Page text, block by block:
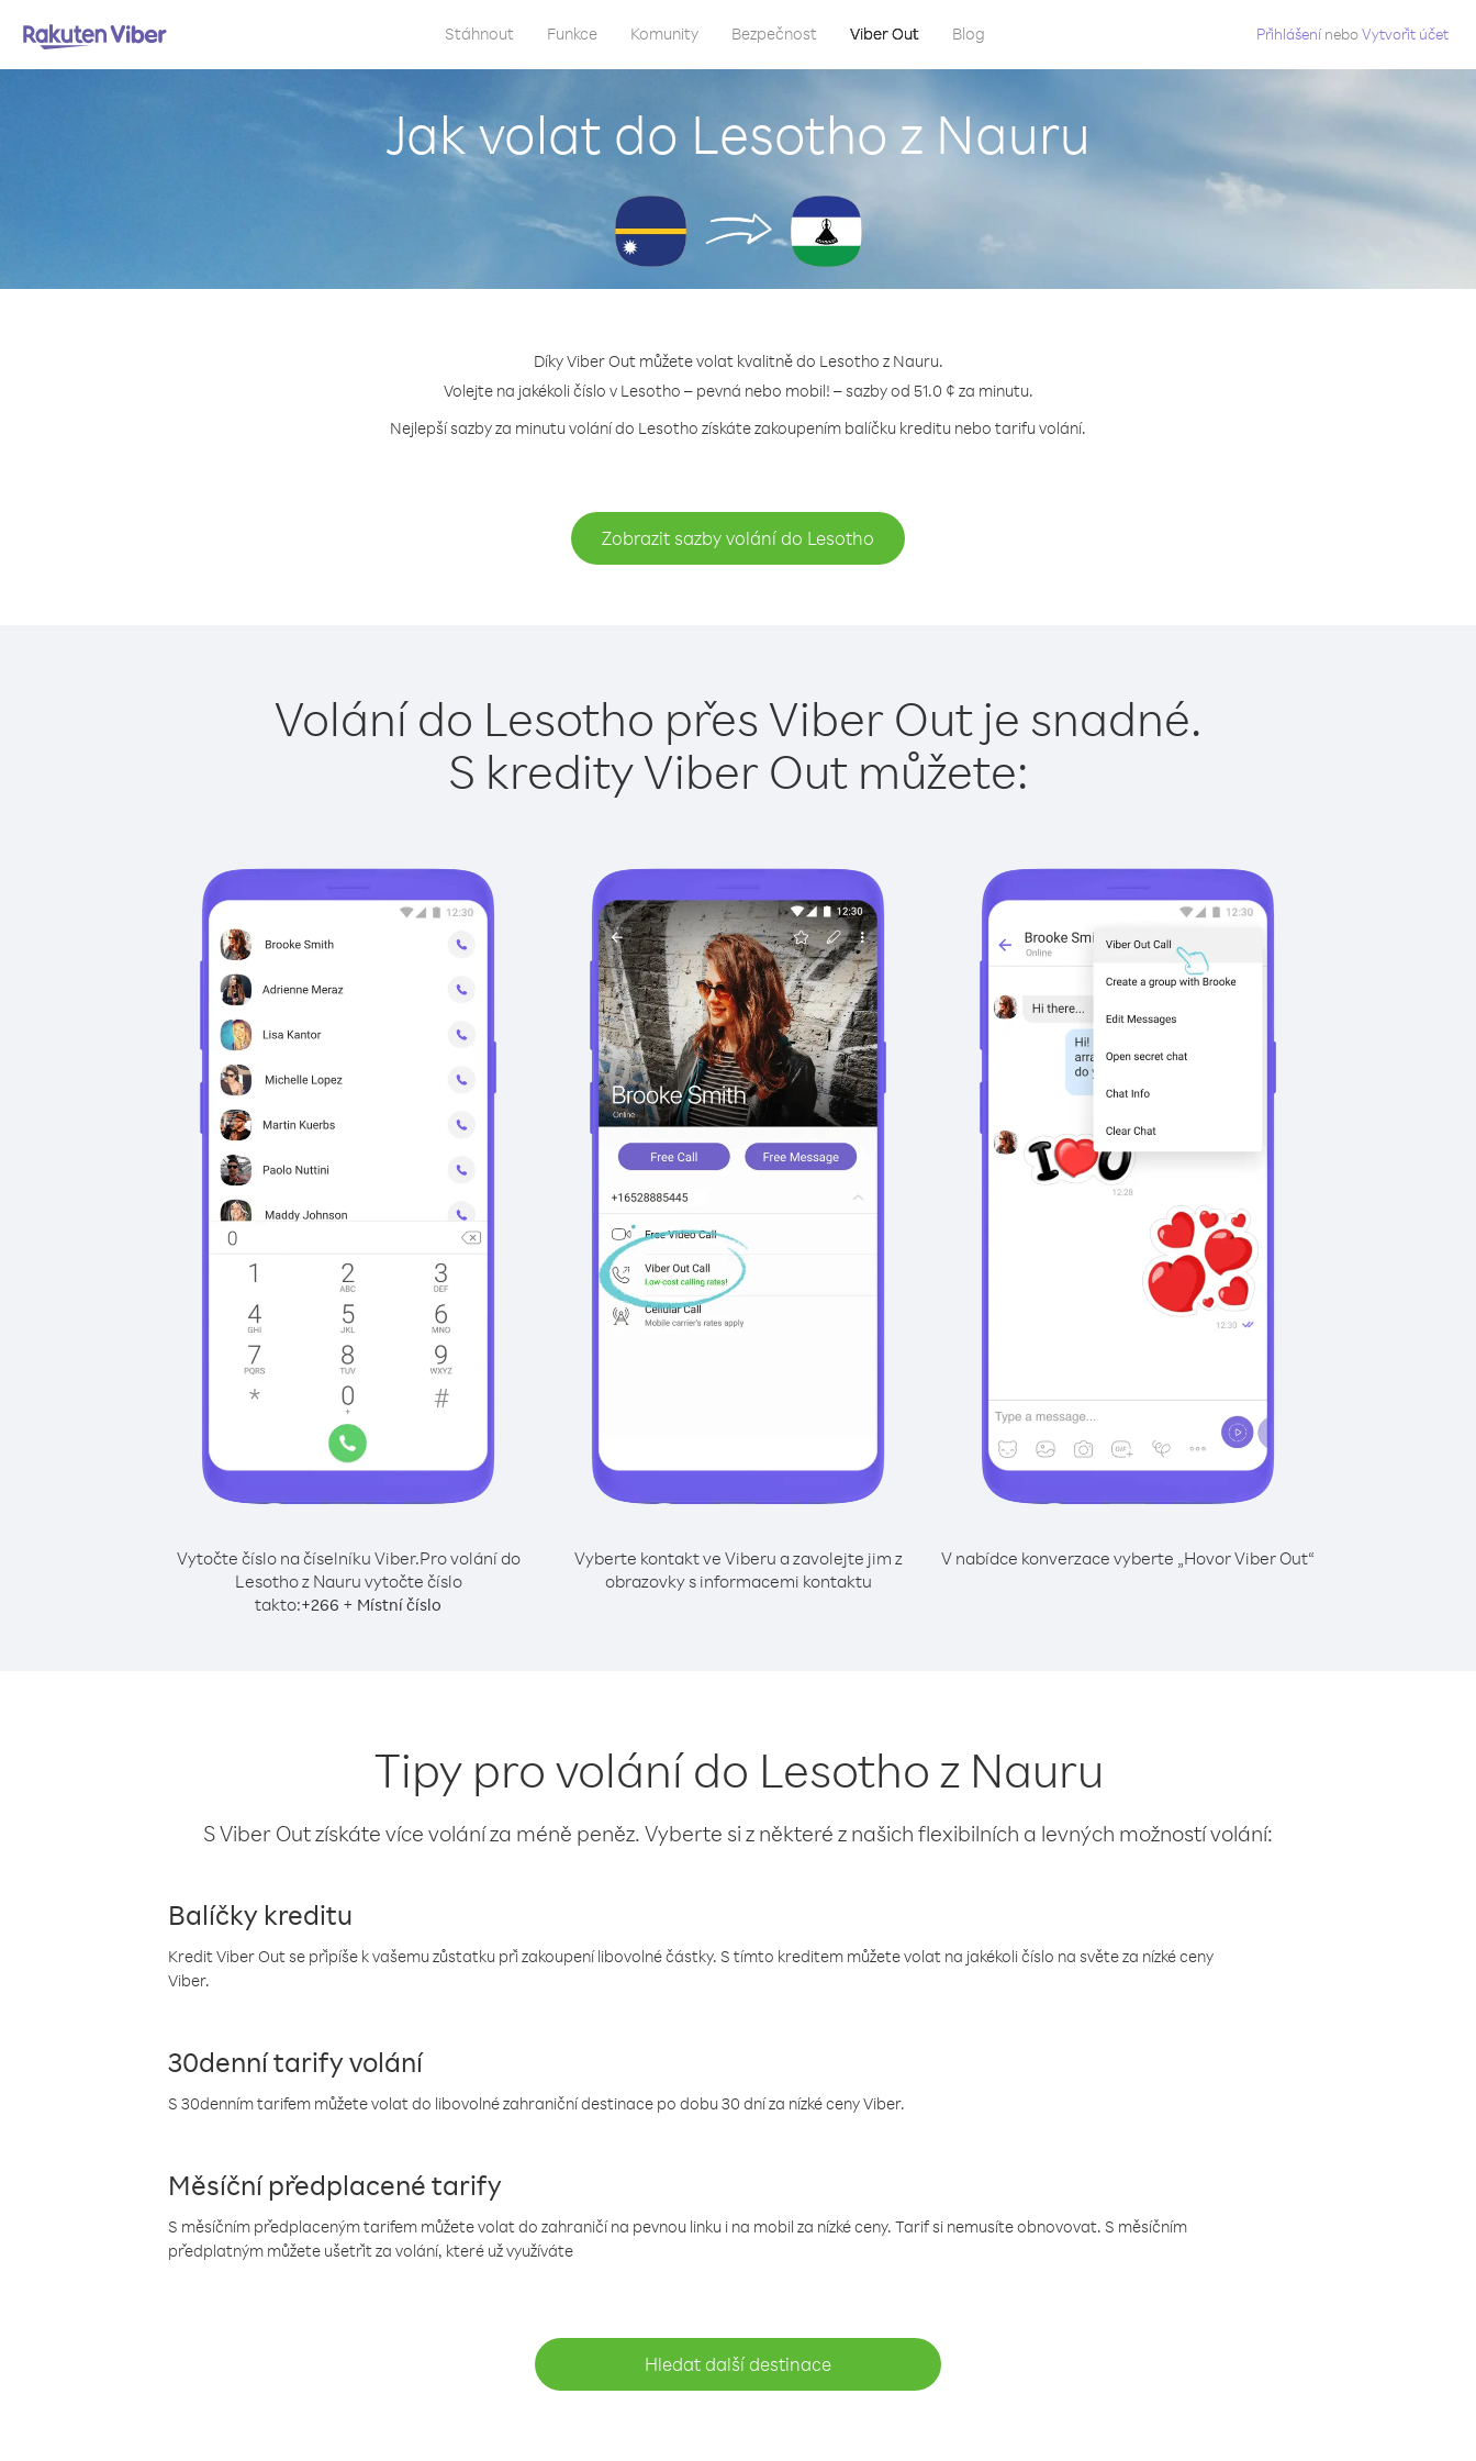
Stáhnout Funkce Komunity Bezpečnost Viber Out Blog Přihlášení neboVytvořit účet
Jak volat do Lesotho z Nauru
Díky Viber Out můžete volat kvalitně do Lesotho z Nauru.
Volejte na jakékoli číslo v Lesotho – pevná nebo mobil! – sazby od 51.0 ¢ za minutu.
Nejlepší sazby za minutu volání do Lesotho získáte zakoupením balíčku kreditu nebo tarifu volání.
Zobrazit sazby volání do Lesotho
Volání do Lesotho přes Viber Out je snadné.
S kredity Viber Out můžete:
Vytočte číslo na číselníku Viber.Pro volání do
Lesotho z Nauru vytočte číslo
takto:+266 + Místní číslo
Vyberte kontakt ve Viberu a zavolejte jim z
obrazovky s informacemi kontaktu
V nabídce konverzace vyberte „Hovor Viber Out“
Tipy pro volání do Lesotho z Nauru
S Viber Out získáte více volání za méně peněz. Vyberte si z některé z našich flexibilních a levných možností volání:
Balíčky kreditu
Kredit Viber Out se připíše k vašemu zůstatku při zakoupení libovolné částky. S tímto kreditem můžete volat na jakékoli číslo na světe za nízké ceny
Viber.
30denní tarify volání
S 30denním tarifem můžete volat do libovolné zahraniční destinace po dobu 30 dní za nízké ceny Viber.
Měsíční předplacené tarify
S měsíčním předplaceným tarifem můžete volat do zahraničí na pevnou linku i na mobil za nízké ceny. Tarif si nemusíte obnovovat. S měsíčním
předplatným můžete ušetřit za volání, které už využíváte
Hledat další destinace